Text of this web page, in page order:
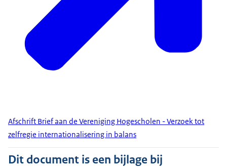
Afschrift Brief aan de Vereniging Hogescholen - Verzoek tot
zelfregie internationalisering in balans
Dit document is een bijlage bij